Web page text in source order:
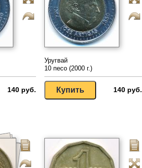
140 руб.
Уругвай
10 песо (2000 г.)
140 руб.